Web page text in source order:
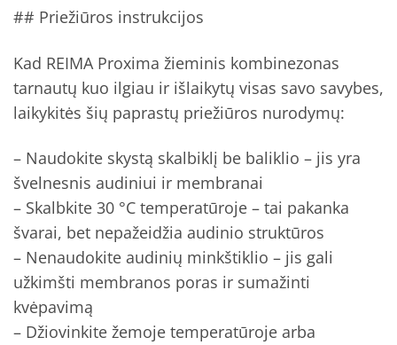
## Priežiūros instrukcijos
Kad REIMA Proxima žieminis kombinezonas
tarnautų kuo ilgiau ir išlaikytų visas savo savybes,
laikykitės šių paprastų priežiūros nurodymų:
– Naudokite skystą skalbiklį be baliklio – jis yra
švelnesnis audiniui ir membranai
– Skalbkite 30 °C temperatūroje – tai pakanka
švarai, bet nepažeidžia audinio struktūros
– Nenaudokite audinių minkštiklio – jis gali
užkimšti membranos poras ir sumažinti
kvėpavimą
– Džiovinkite žemoje temperatūroje arba